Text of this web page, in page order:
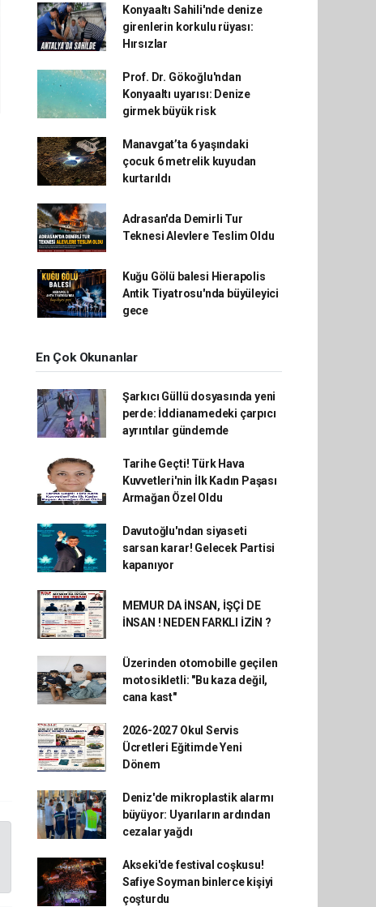
Konyaaltı Sahili'nde denize
girenlerin korkulu rüyası:
Hırsızlar
Prof. Dr. Gökoğlu'ndan
Konyaaltı uyarısı: Denize
girmek büyük risk
Manavgat’ta 6 yaşındaki
çocuk 6 metrelik kuyudan
kurtarıldı
Adrasan'da Demirli Tur
Teknesi Alevlere Teslim Oldu
Kuğu Gölü balesi Hierapolis
Antik Tiyatrosu'nda büyüleyici
gece
En Çok Okunanlar
Şarkıcı Güllü dosyasında yeni
perde: İddianamedeki çarpıcı
ayrıntılar gündemde
Tarihe Geçti! Türk Hava
Kuvvetleri'nin İlk Kadın Paşası
Armağan Özel Oldu
Davutoğlu'ndan siyaseti
sarsan karar! Gelecek Partisi
kapanıyor
MEMUR DA İNSAN, İŞÇİ DE
İNSAN ! NEDEN FARKLI İZİN ?
Üzerinden otomobille geçilen
motosikletli: "Bu kaza değil,
cana kast"
2026-2027 Okul Servis
Ücretleri Eğitimde Yeni
Dönem
Deniz'de mikroplastik alarmı
büyüyor: Uyarıların ardından
cezalar yağdı
Akseki'de festival coşkusu!
Safiye Soyman binlerce kişiyi
çoşturdu